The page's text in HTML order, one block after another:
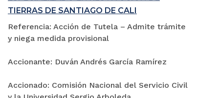
TIERRAS DE SANTIAGO DE CALI
Referencia: Acción de Tutela – Admite trámite
y niega medida provisional
Accionante: Duván Andrés García Ramírez
Accionado: Comisión Nacional del Servicio Civil